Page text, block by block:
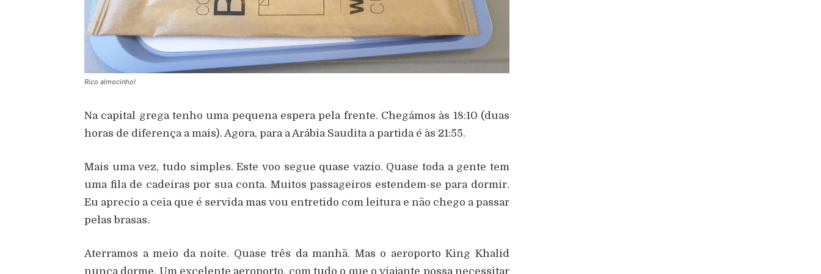
Rico almocinho!
Na capital grega tenho uma pequena espera pela frente. Chegámos às 18:10 (duas
horas de diferença a mais). Agora, para a Arábia Saudita a partida é às 21:55.
Mais uma vez, tudo simples. Este voo segue quase vazio. Quase toda a gente tem
uma fila de cadeiras por sua conta. Muitos passageiros estendem-se para dormir.
Eu aprecio a ceia que é servida mas vou entretido com leitura e não chego a passar
pelas brasas.
Aterramos a meio da noite. Quase três da manhã. Mas o aeroporto King Khalid
nunca dorme. Um excelente aeroporto, com tudo o que o viajante possa necessitar